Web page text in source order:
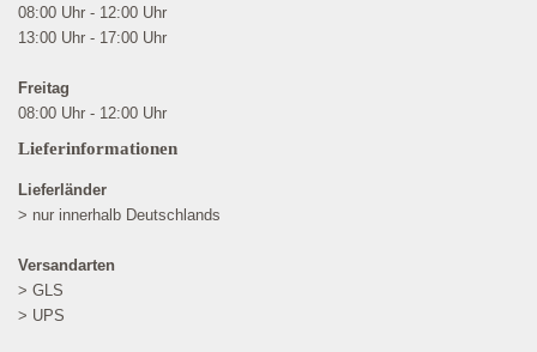
08:00 Uhr - 12:00 Uhr
13:00 Uhr - 17:00 Uhr
Freitag
08:00 Uhr - 12:00 Uhr
Lieferinformationen
Lieferländer
> nur innerhalb Deutschlands
Versandarten
> GLS
> UPS